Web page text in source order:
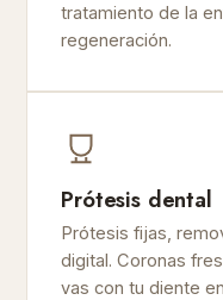
tratamiento de la
regeneración.
Prótesis dental
Prótesis fijas,
digital. Coronas
vas con tu diente